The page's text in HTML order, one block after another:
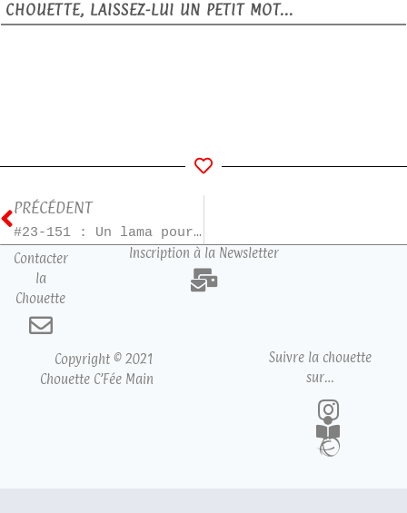
CHOUETTE, LAISSEZ-LUI UN PETIT MOT...
PRÉCÉDENT
#23-151 : Un lama pour Noël – T0
Contacter
la
Chouette
Inscription à la Newsletter
Copyright © 2021
Chouette C’Fée Main
Suivre la chouette
sur…